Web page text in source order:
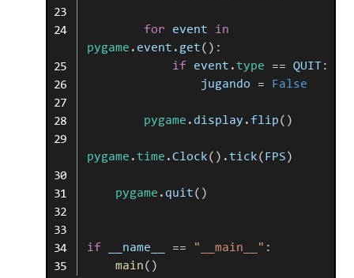
for event
in
pygame . event . get( ) :
if
event .type == QUIT:
jugando
= False
pygame . display .flip( )
pygame .time .Clock( ) .tick(FPS)
pygame . quit( )
if __name__ == "__main__" :
main( )